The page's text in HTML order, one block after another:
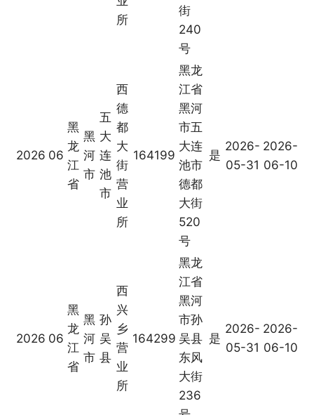
所
街
240
号
2026 06
黑
龙
江
省
黑
河
市
五
大
连
池
市
西
德
都
大
街
营
业
所
164199
黑龙
江省
黑河
市五
大连
池市
德都
大街
520
号
是
2026-
05-31
2026-
06-10
2026 06
黑
龙
江
省
黑
河
市
孙
吴
县
西
兴
乡
营
业
所
164299
黑龙
江省
黑河
市孙
吴县
东风
大街
236
是
2026-
05-31
2026-
06-10